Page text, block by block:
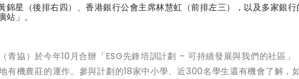
錦星（後排右四）、香港銀行公會主席林慧虹（前排左三），以及多家銀
」。
青協）於今年10月合辦「ESG先鋒培訓計劃 – 可持續發展與我們的社區
有機農莊的運作。參與計劃的18家中小學、近300名學生還有機會了解，